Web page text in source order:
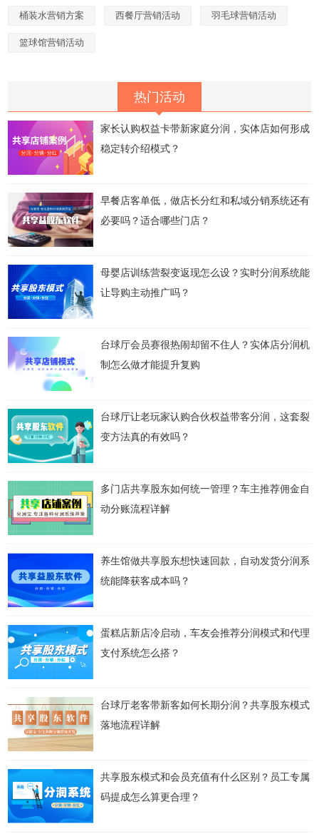
桶装水营销方案 西餐厅营销活动 羽毛球营销活动
篮球馆营销活动
热门活动
家长认购权益卡带新家庭分润，实体店如何形成
稳定转介绍模式？
早餐店客单低，做店长分红和私域分销系统还有
必要吗？适合哪些门店？
母婴店训练营裂变返现怎么设？实时分润系统能
让导购主动推广吗？
台球厅会员赛很热闹却留不住人？实体店分润机
制怎么做才能提升复购
台球厅让老玩家认购合伙权益带客分润，这套裂
变方法真的有效吗？
多门店共享股东如何统一管理？车主推荐佣金自
动分账流程详解
养生馆做共享股东想快速回款，自动发货分润系
统能降获客成本吗？
蛋糕店新店冷启动，车友会推荐分润模式和代理
支付系统怎么搭？
台球厅老客带新客如何长期分润？共享股东模式
落地流程详解
共享股东模式和会员充值有什么区别？员工专属
码提成怎么算更合理？